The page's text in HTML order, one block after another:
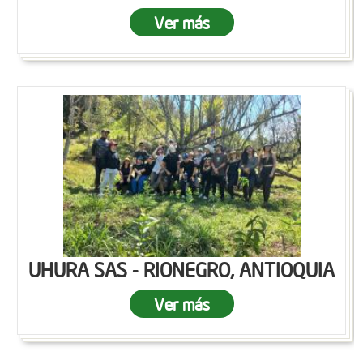
Ver más
UHURA SAS - RIONEGRO, ANTIOQUIA
Ver más